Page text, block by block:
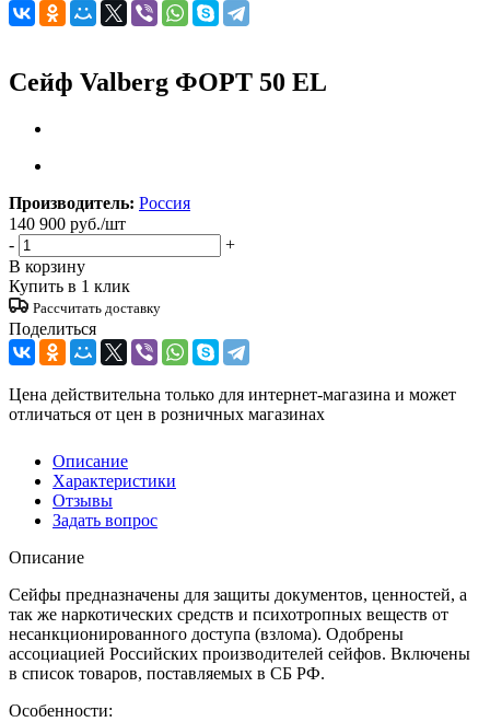
Сейф Valberg ФОРТ 50 EL
Производитель: Россия
140 900 руб./шт
-
+
В корзину
Купить в 1 клик
Рассчитать доставку
Поделиться
Цена действительна только для интернет-магазина и может
отличаться от цен в розничных магазинах
Описание
Характеристики
Отзывы
Задать вопрос
Описание
Сейфы предназначены для защиты документов, ценностей, а
так же наркотических средств и психотропных веществ от
несанкционированного доступа (взлома). Одобрены
ассоциацией Российских производителей сейфов. Включены
в список товаров, поставляемых в СБ РФ.
Особенности: